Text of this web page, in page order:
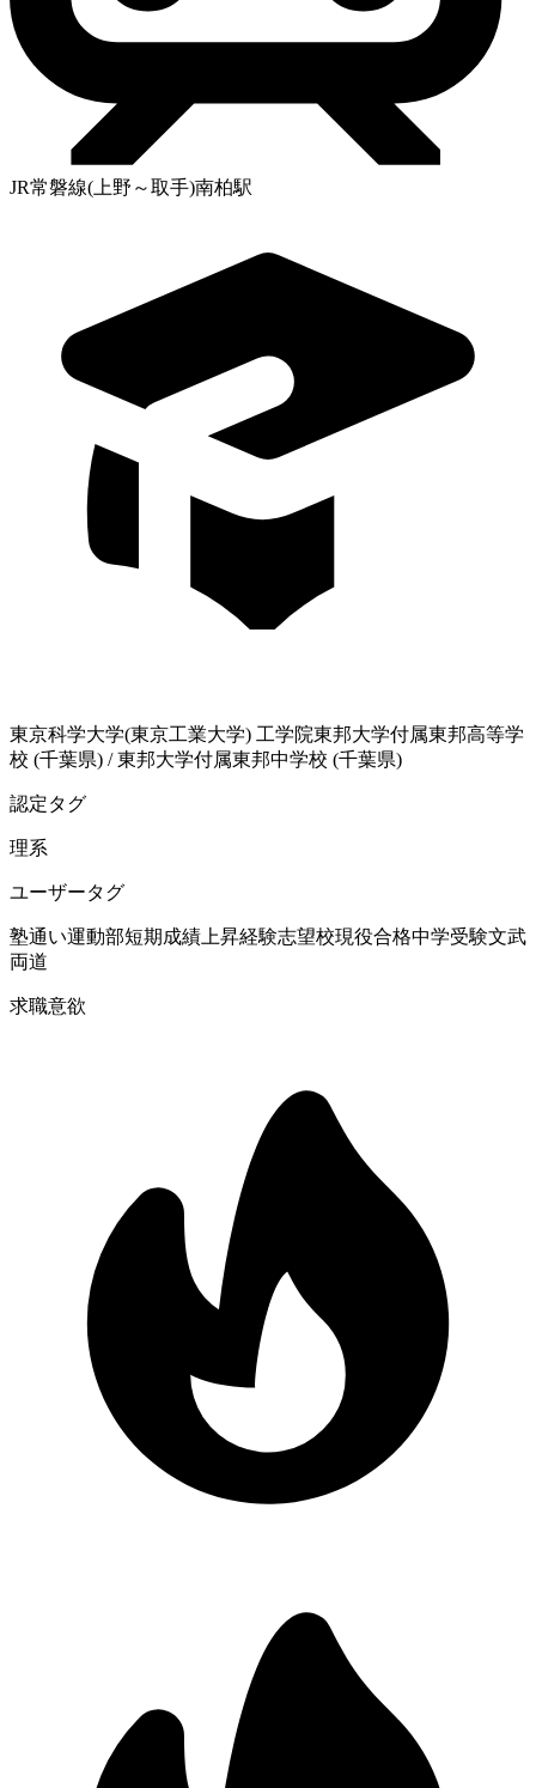
JR常磐線(上野～取手)南柏駅
東京科学大学(東京工業大学) 工学院東邦大学付属東邦高等学
校 (千葉県) /東邦大学付属東邦中学校 (千葉県)
認定タグ
理系
ユーザータグ
塾通い運動部短期成績上昇経験志望校現役合格中学受験文武
両道
求職意欲